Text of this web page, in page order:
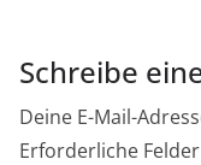
Schreibe
Deine E-Mail-
Erforderliche